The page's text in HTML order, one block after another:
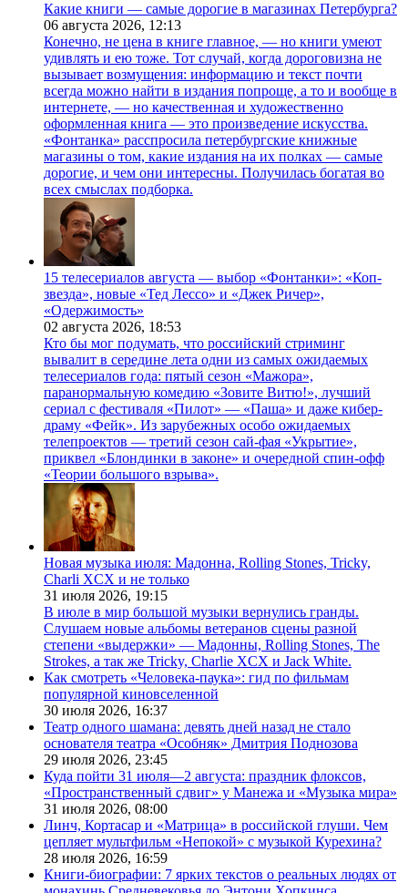
Какие книги — самые дорогие в магазинах Петербурга?
06 августа 2026, 12:13
Конечно, не цена в книге главное, — но книги умеют
удивлять и ею тоже. Тот случай, когда дороговизна не
вызывает возмущения: информацию и текст почти
всегда можно найти в издания попроще, а то и вообще в
интернете, — но качественная и художественно
оформленная книга — это произведение искусства.
«Фонтанка» расспросила петербургские книжные
магазины о том, какие издания на их полках — самые
дорогие, и чем они интересны. Получилась богатая во
всех смыслах подборка.
15 телесериалов августа — выбор «Фонтанки»: «Коп-
звезда», новые «Тед Лессо» и «Джек Ричер»,
«Одержимость»
02 августа 2026, 18:53
Кто бы мог подумать, что российский стриминг
вывалит в середине лета одни из самых ожидаемых
телесериалов года: пятый сезон «Мажора»,
паранормальную комедию «Зовите Витю!», лучший
сериал с фестиваля «Пилот» — «Паша» и даже кибер-
драму «Фейк». Из зарубежных особо ожидаемых
телепроектов — третий сезон сай-фая «Укрытие»,
приквел «Блондинки в законе» и очередной спин-офф
«Теории большого взрыва».
Новая музыка июля: Мадонна, Rolling Stones, Tricky,
Charli XCX и не только
31 июля 2026, 19:15
В июле в мир большой музыки вернулись гранды.
Слушаем новые альбомы ветеранов сцены разной
степени «выдержки» — Мадонны, Rolling Stones, The
Strokes, а так же Tricky, Charlie XCX и Jack White.
Как смотреть «Человека-паука»: гид по фильмам
популярной киновселенной
30 июля 2026, 16:37
Театр одного шамана: девять дней назад не стало
основателя театра «Особняк» Дмитрия Поднозова
29 июля 2026, 23:45
Куда пойти 31 июля—2 августа: праздник флоксов,
«Пространственный сдвиг» у Манежа и «Музыка мира»
31 июля 2026, 08:00
Линч, Кортасар и «Матрица» в российской глуши. Чем
цепляет мультфильм «Непокой» с музыкой Курехина?
28 июля 2026, 16:59
Книги-биографии: 7 ярких текстов о реальных людях от